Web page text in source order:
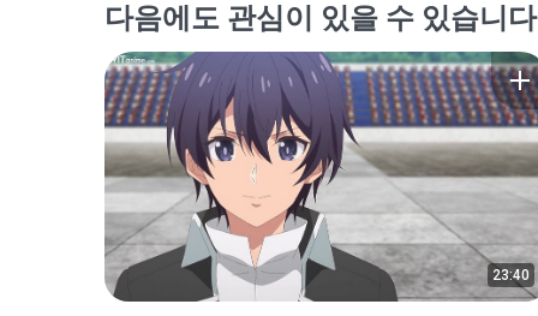
다음에도 관심이 있을 수 있습니다
23:40